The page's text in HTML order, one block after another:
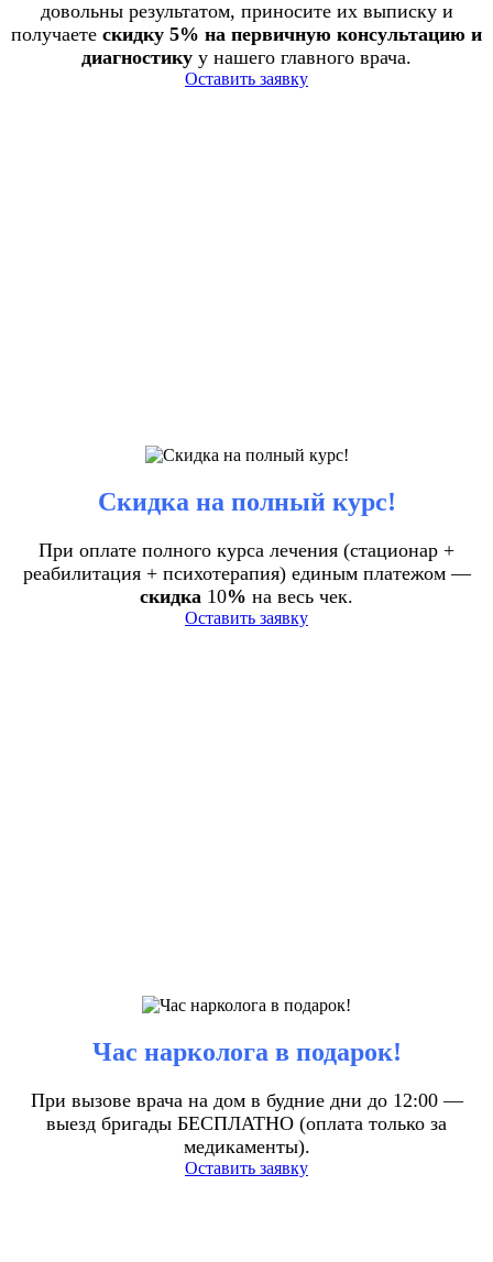
довольны результатом, приносите их выписку и
получаете скидку 5% на первичную консультацию и
диагностику у нашего главного врача.
Оставить заявку
Скидка на полный курс!
При оплате полного курса лечения (стационар +
реабилитация + психотерапия) единым платежом —
скидка 10% на весь чек.
Оставить заявку
Час нарколога в подарок!
При вызове врача на дом в будние дни до 12:00 —
выезд бригады БЕСПЛАТНО (оплата только за
медикаменты).
Оставить заявку